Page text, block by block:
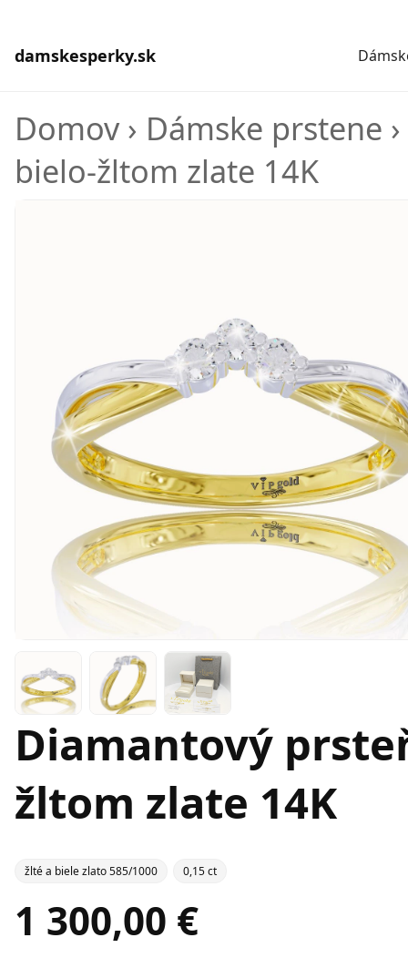
damskesperky.sk
Domov› Dámske prstene ›
bielo-žltom zlate 14K
Diamantový
žltom zlate 14K
žlté a biele zlato 585/1000 0,15 ct
1 300,00 €